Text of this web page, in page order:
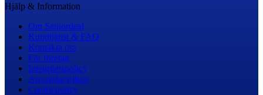
Hjälp & Information
Om Seniordeal
Kundtjänst & FAQ
Kontakta oss
För företag
Integritetspolicy
Användarvillkor
Cookiepolicy